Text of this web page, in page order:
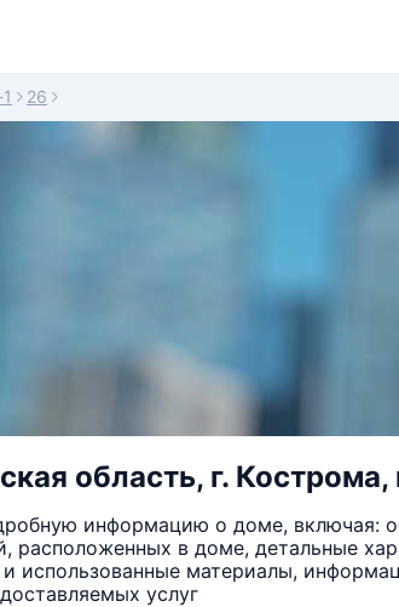
26
область, г.
информацию о доме, включая:
расположенных в доме, детальные
использованные материалы,
услуг